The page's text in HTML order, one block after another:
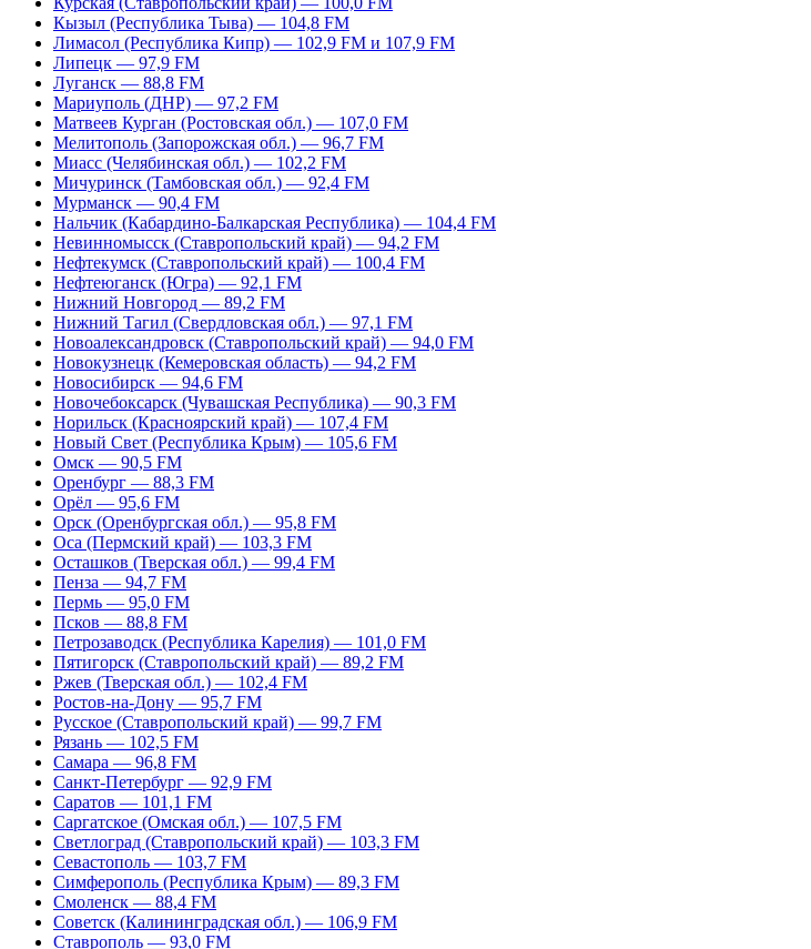
Кызыл (Республика Тыва) — 104,8 FM
Лимасол (Республика Кипр) — 102,9 FM и 107,9 FM
Липецк — 97,9 FM
Луганск — 88,8 FM
Мариуполь (ДНР) — 97,2 FM
Матвеев Курган (Ростовская обл.) — 107,0 FM
Мелитополь (Запорожская обл.) — 96,7 FM
Миасс (Челябинская обл.) — 102,2 FM
Мичуринск (Тамбовская обл.) — 92,4 FM
Мурманск — 90,4 FM
Нальчик (Кабардино-Балкарская Республика) — 104,4 FM
Невинномысск (Ставропольский край) — 94,2 FM
Нефтекумск (Ставропольский край) — 100,4 FM
Нефтеюганск (Югра) — 92,1 FM
Нижний Новгород — 89,2 FM
Нижний Тагил (Свердловская обл.) — 97,1 FM
Новоалександровск (Ставропольский край) — 94,0 FM
Новокузнецк (Кемеровская область) — 94,2 FM
Новосибирск — 94,6 FM
Новочебоксарск (Чувашская Республика) — 90,3 FM
Норильск (Красноярский край) — 107,4 FM
Новый Свет (Республика Крым) — 105,6 FM
Омск — 90,5 FM
Оренбург — 88,3 FM
Орёл — 95,6 FM
Орск (Оренбургская обл.) — 95,8 FM
Оса (Пермский край) — 103,3 FM
Осташков (Тверская обл.) — 99,4 FM
Пенза — 94,7 FM
Пермь — 95,0 FM
Псков — 88,8 FM
Петрозаводск (Республика Карелия) — 101,0 FM
Пятигорск (Ставропольский край) — 89,2 FM
Ржев (Тверская обл.) — 102,4 FM
Ростов-на-Дону — 95,7 FM
Русское (Ставропольский край) — 99,7 FM
Рязань — 102,5 FM
Самара — 96,8 FM
Санкт-Петербург — 92,9 FM
Саратов — 101,1 FM
Саргатское (Омская обл.) — 107,5 FM
Светлоград (Ставропольский край) — 103,3 FM
Севастополь — 103,7 FM
Симферополь (Республика Крым) — 89,3 FM
Смоленск — 88,4 FM
Советск (Калининградская обл.) — 106,9 FM
Ставрополь — 93,0 FM